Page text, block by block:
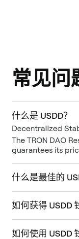
常见问
什么是 USDD？
Decentralized
The TRON DAO
guarantees its
什么是最佳的
如何获得 USDD
如何使用 USDD